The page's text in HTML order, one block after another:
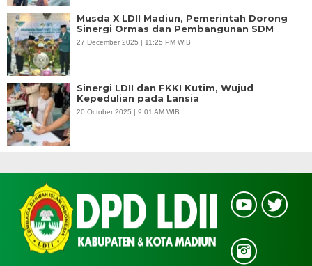
Musda X LDII Madiun, Pemerintah Dorong
Sinergi Ormas dan Pembangunan SDM
27 December 2025 | 11:25 PM WIB
Sinergi LDII dan FKKI Kutim, Wujud
Kepedulian pada Lansia
20 October 2025 | 9:01 AM WIB